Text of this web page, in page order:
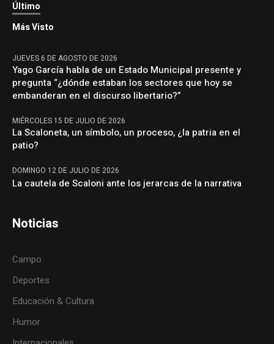
Último
Más Visto
JUEVES 6 DE AGOSTO DE 2026
Yago García habla de un Estado Municipal presente y
pregunta “¿dónde estaban los sectores que hoy se
embanderan en el discurso libertario?”
MIÉRCOLES 15 DE JULIO DE 2026
La Scaloneta, un símbolo, un proceso, ¿la patria en el
patio?
DOMINGO 12 DE JULIO DE 2026
La cautela de Scaloni ante los jerarcas de la narrativa
Noticias
Campo
Deportes
Educación & Cultura
Humor